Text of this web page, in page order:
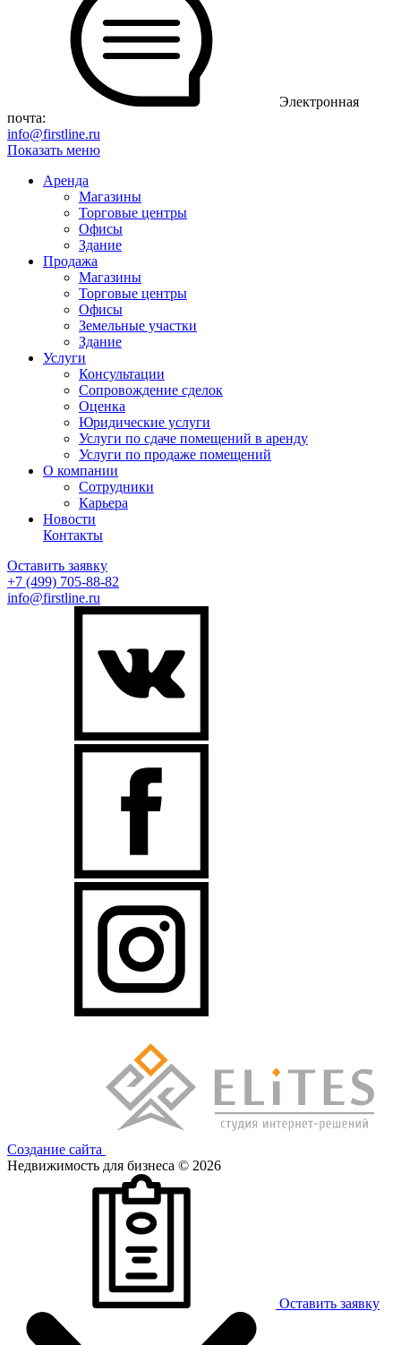
Электронная
почта:
info@firstline.ru
Показать меню
Аренда
Магазины
Торговые центры
Офисы
Здание
Продажа
Магазины
Торговые центры
Офисы
Земельные участки
Здание
Услуги
Консультации
Сопровождение сделок
Оценка
Юридические услуги
Услуги по сдаче помещений в аренду
Услуги по продаже помещений
О компании
Сотрудники
Карьера
Новости
Контакты
Оставить заявку
+7 (499) 705-88-82
info@firstline.ru
Создание сайта
Недвижимость для бизнеса © 2026
Оставить заявку